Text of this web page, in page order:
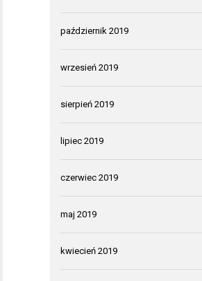
październik 2019
wrzesień 2019
sierpień 2019
lipiec 2019
czerwiec 2019
maj 2019
kwiecień 2019